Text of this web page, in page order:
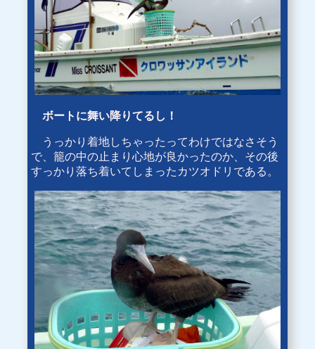
ボートに舞い降りてるし！
うっかり着地しちゃったってわけではなさそう
で、籠の中の止まり心地が良かったのか、その後
すっかり落ち着いてしまったカツオドリである。